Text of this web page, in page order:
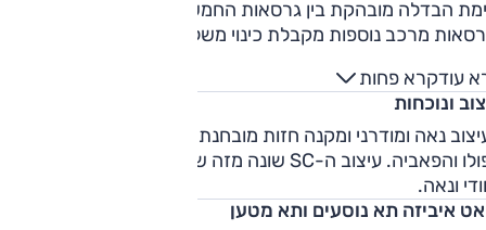
הבדלה מובהקת בין גרסאות החמש והשלוש דלתות,
לגרסה מופחתת הספק - 90 כ"ס).
עודקרא פחות
ונוכחות
נאה ומודרני ומקנה חזות מובחנת ביחס לאחיותיה לקונצרן,
ונאה.
איביזה תא נוסעים ותא מטען